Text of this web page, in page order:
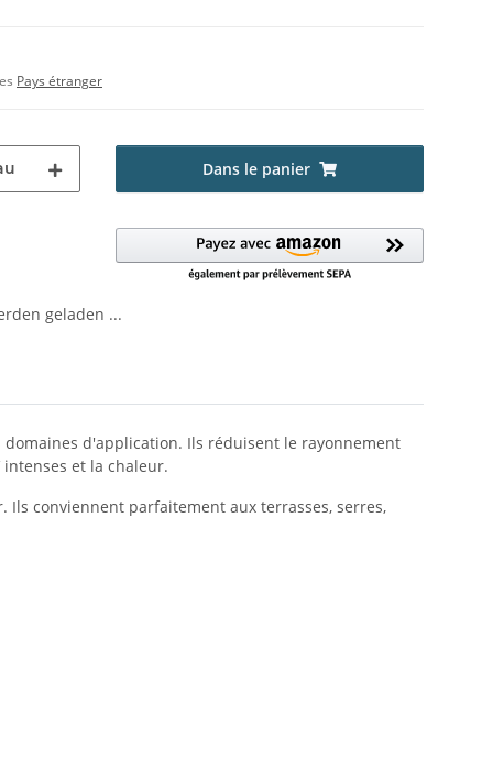
Pays étranger
Dans le panier
geladen ...
d'application. Ils réduisent le rayonnement
et la chaleur.
conviennent parfaitement aux terrasses, serres,